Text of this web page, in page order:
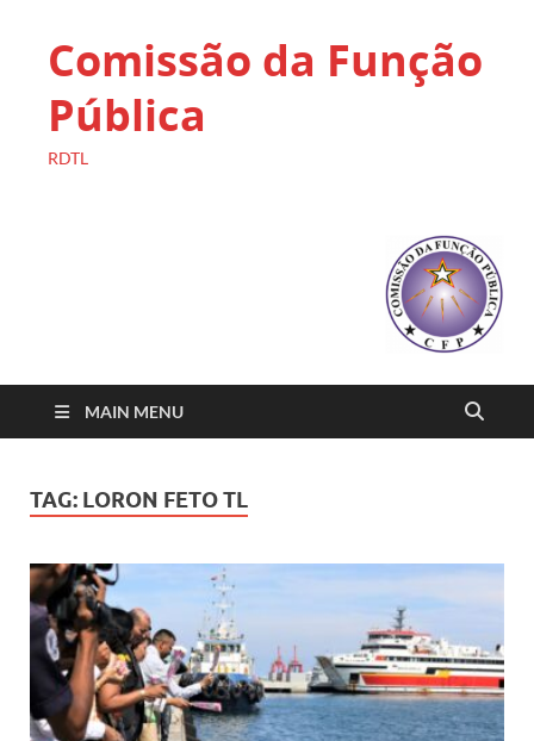
Comissão da Função
Pública
RDTL
MAIN MENU
TAG: LORON FETO TL